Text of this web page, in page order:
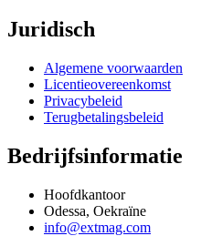
Juridisch
Algemene voorwaarden
Licentieovereenkomst
Privacybeleid
Terugbetalingsbeleid
Bedrijfsinformatie
Hoofdkantoor
Odessa, Oekraïne
info@extmag.com